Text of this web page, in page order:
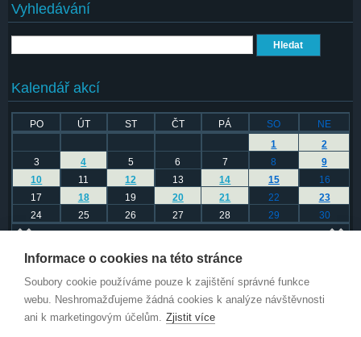
Vyhledávání
Kalendář akcí
PO ÚT ST ČT PÁ SO
NE
1
2
3
4 5 6 7 8
9
10
11 12 13 14 15
16
17
18 19 20 21 22
23
24
25 26 27 28 29 30
Další obsah autora
Za necelý měsíc se otevřou brány trutnovského Bojiště!
Informace o cookies na této stránce
Soubory cookie používáme pouze k zajištění správné funkce
webu. Neshromažďujeme žádná cookies k analýze návštěvnosti
ani k marketingovým účelům. Zjistit více